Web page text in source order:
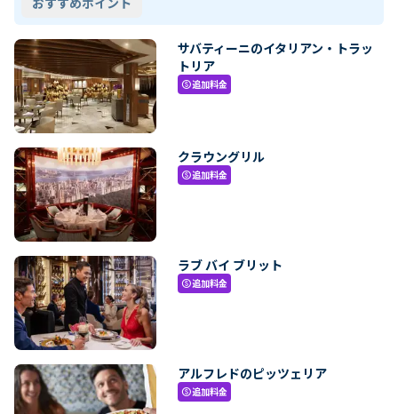
サバティーニのイタリアン・トラッ
トリア
paid追加料金
クラウングリル
paid追加料金
ラブ バイ ブリット
paid追加料金
アルフレドのピッツェリア
paid追加料金